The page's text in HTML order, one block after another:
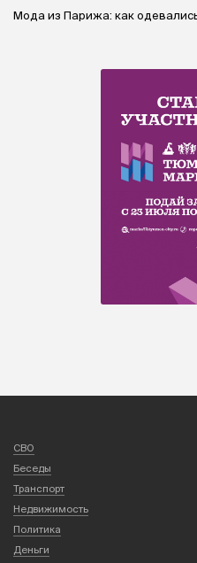
Мода из Парижа: как
СВО
Беседы
Транспорт
Недвижимость
Политика
Деньги